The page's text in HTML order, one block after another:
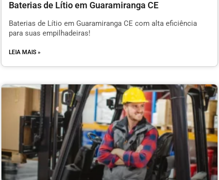
Baterias de Lítio em Guaramiranga CE
Baterias de Lítio em Guaramiranga CE com alta eficiência
para suas empilhadeiras!
LEIA MAIS »